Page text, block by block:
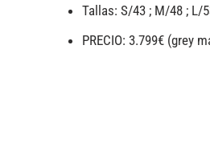
Tallas: S/43 ; M/48 ; L/
PRECIO: 3.799€ (grey